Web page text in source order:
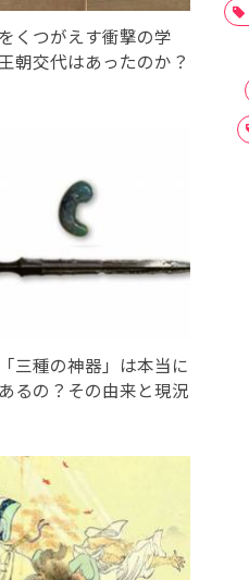
くつがえす衝撃の学
朝交代はあったのか？
三種の神器」は本当に
るの？その由来と現況